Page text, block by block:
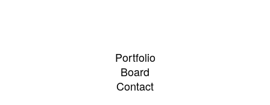
Portfolio
Board
Contact